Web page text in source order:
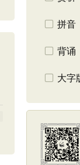
拼音
背诵
大字